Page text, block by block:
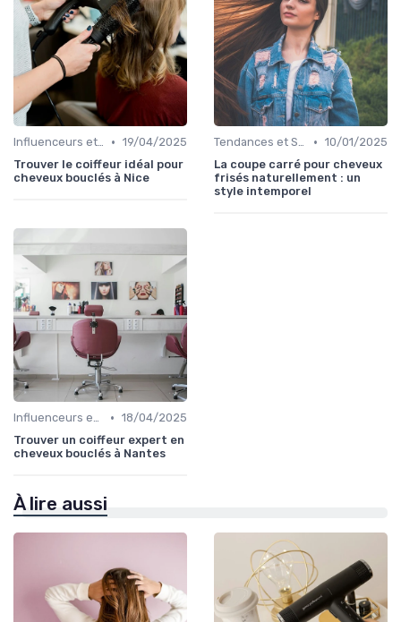
Influenceurs et Experts en Cheveux Bouclés • 19/04/2025
Trouver le coiffeur idéal pour
cheveux bouclés à Nice
Tendances et Styles • 10/01/2025
La coupe carré pour cheveux
frisés naturellement : un
style intemporel
Influenceurs et Experts en Cheveux Bouclés • 18/04/2025
Trouver un coiffeur expert en
cheveux bouclés à Nantes
À lire aussi